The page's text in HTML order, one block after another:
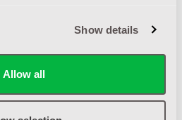
Show details
Allow all
zijn allemaal op te bergen
de stangen van de duwbeugel.
hierin opgeslagen na
bij de hand.